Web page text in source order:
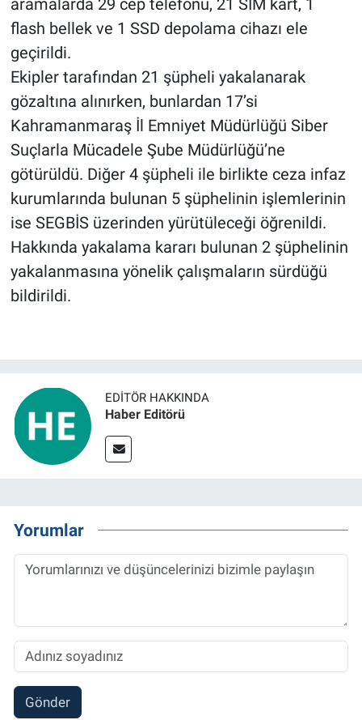
aramalarda 29 cep telefonu, 21 SIM kart, 1
flash bellek ve 1 SSD depolama cihazı ele
geçirildi.
Ekipler tarafından 21 şüpheli yakalanarak
gözaltına alınırken, bunlardan 17’si
Kahramanmaraş İl Emniyet Müdürlüğü Siber
Suçlarla Mücadele Şube Müdürlüğü’ne
götürüldü. Diğer 4 şüpheli ile birlikte ceza infaz
kurumlarında bulunan 5 şüphelinin işlemlerinin
ise SEGBİS üzerinden yürütüleceği öğrenildi.
Hakkında yakalama kararı bulunan 2 şüphelinin
yakalanmasına yönelik çalışmaların sürdüğü
bildirildi.
EDITÖR HAKKINDA
Haber Editörü
Yorumlar
Gönder